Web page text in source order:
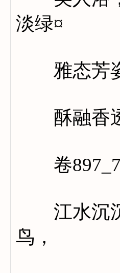
淡绿¤
雅态芳姿
酥融香透
卷897_7
江水沉沉
鸟，